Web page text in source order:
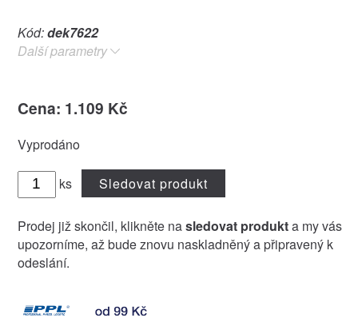
Kód:dek7622
Další parametry
Cena: 1.109 Kč
Vyprodáno
ks Sledovat produkt
Prodej již skončil, klikněte nasledovat produkta my vás
upozorníme, až bude znovu naskladněný a připravený k
odeslání.